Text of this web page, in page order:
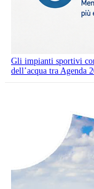
Gli impianti sportivi
dell’acqua tra Agenda